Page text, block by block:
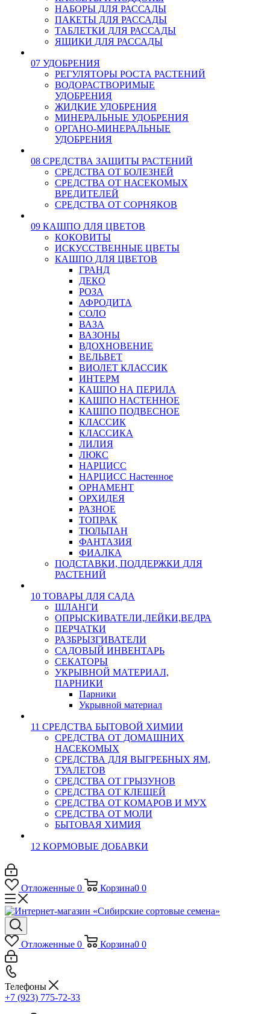
НАБОРЫ ДЛЯ РАССАДЫ
ПАКЕТЫ ДЛЯ РАССАДЫ
ТАБЛЕТКИ ДЛЯ РАССАДЫ
ЯЩИКИ ДЛЯ РАССАДЫ
07 УДОБРЕНИЯ
РЕГУЛЯТОРЫ РОСТА РАСТЕНИЙ
ВОДОРАСТВОРИМЫЕ
УДОБРЕНИЯ
ЖИДКИЕ УДОБРЕНИЯ
МИНЕРАЛЬНЫЕ УДОБРЕНИЯ
ОРГАНО-МИНЕРАЛЬНЫЕ
УДОБРЕНИЯ
08 СРЕДСТВА ЗАЩИТЫ РАСТЕНИЙ
СРЕДСТВА ОТ БОЛЕЗНЕЙ
СРЕДСТВА ОТ НАСЕКОМЫХ
ВРЕДИТЕЛЕЙ
СРЕДСТВА ОТ СОРНЯКОВ
09 КАШПО ДЛЯ ЦВЕТОВ
КОКОВИТЫ
ИСКУССТВЕННЫЕ ЦВЕТЫ
КАШПО ДЛЯ ЦВЕТОВ
ГРАНД
ДЕКО
РОЗА
АФРОДИТА
СОЛО
ВАЗА
ВАЗОНЫ
ВДОХНОВЕНИЕ
ВЕЛЬВЕТ
ВИОЛЕТ КЛАССИК
ИНТЕРМ
КАШПО НА ПЕРИЛА
КАШПО НАСТЕННОЕ
КАШПО ПОДВЕСНОЕ
КЛАССИК
КЛАССИКА
ЛИЛИЯ
ЛЮКС
НАРЦИСС
НАРЦИСС Настенное
ОРНАМЕНТ
ОРХИДЕЯ
РАЗНОЕ
ТОПРАК
ТЮЛЬПАН
ФАНТАЗИЯ
ФИАЛКА
ПОДСТАВКИ, ПОДДЕРЖКИ ДЛЯ
РАСТЕНИЙ
10 ТОВАРЫ ДЛЯ САДА
ШЛАНГИ
ОПРЫСКИВАТЕЛИ,ЛЕЙКИ,ВЕДРА
ПЕРЧАТКИ
РАЗБРЫЗГИВАТЕЛИ
САДОВЫЙ ИНВЕНТАРЬ
СЕКАТОРЫ
УКРЫВНОЙ МАТЕРИАЛ,
ПАРНИКИ
Парники
Укрывной материал
11 СРЕДСТВА БЫТОВОЙ ХИМИИ
СРЕДСТВА ОТ ДОМАШНИХ
НАСЕКОМЫХ
СРЕДСТВА ДЛЯ ВЫГРЕБНЫХ ЯМ,
ТУАЛЕТОВ
СРЕДСТВА ОТ ГРЫЗУНОВ
СРЕДСТВА ОТ КЛЕЩЕЙ
СРЕДСТВА ОТ КОМАРОВ И МУХ
СРЕДСТВА ОТ МОЛИ
БЫТОВАЯ ХИМИЯ
12 КОРМОВЫЕ ДОБАВКИ
Отложенные 0 Корзина0 0
Отложенные 0 Корзина0 0
Телефоны
+7 (923) 775-72-33